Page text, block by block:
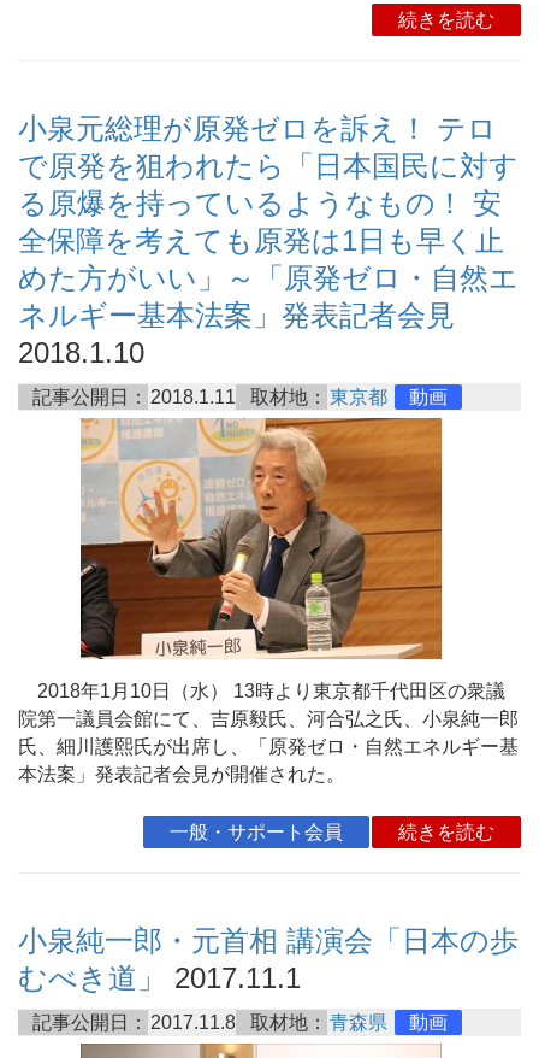
続きを読む
小泉元総理が原発ゼロを訴え！ テロ
で原発を狙われたら「日本国民に対す
る原爆を持っているようなもの！ 安
全保障を考えても原発は1日も早く止
めた方がいい」～「原発ゼロ・自然エ
ネルギー基本法案」発表記者会見
2018.1.10
記事公開日： 2018.1.11 取材地： 東京都 動画
2018年1月10日（水） 13時より東京都千代田区の衆議
院第一議員会館にて、吉原毅氏、河合弘之氏、小泉純一郎
氏、細川護熙氏が出席し、「原発ゼロ・自然エネルギー基
本法案」発表記者会見が開催された。
一般・サポート会員 続きを読む
小泉純一郎・元首相 講演会「日本の歩
むべき道」
2017.11.1
記事公開日： 2017.11.8 取材地： 青森県 動画